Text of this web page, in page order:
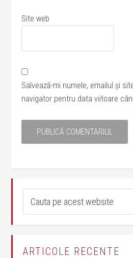
Site web
Salvează-mi numele, emailul și
navigator pentru data viitoare
ARTICOLE RECENTE